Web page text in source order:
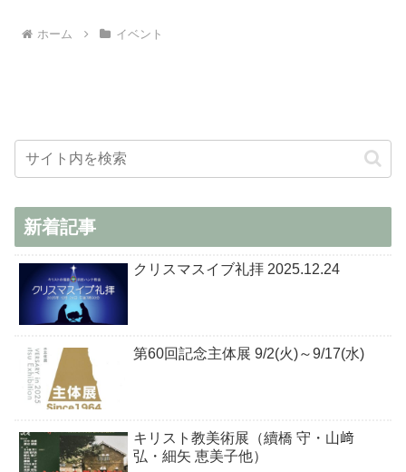
ホーム イベント
新着記事
クリスマスイブ礼拝 2025.12.24
第60回記念主体展 9/2(火)～9/17(水)
キリスト教美術展（續橋 守・山﨑
弘・細矢 恵美子他）